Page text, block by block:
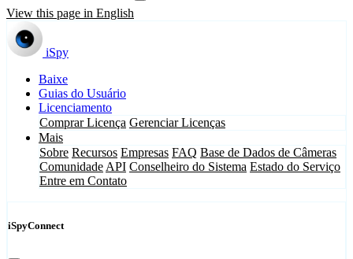
View this page in English
iSpy
Baixe
Guias do Usuário
Licenciamento
Comprar Licença Gerenciar Licenças
Mais
Sobre Recursos Empresas FAQ Base de Dados de Câmeras
Comunidade API Conselheiro do Sistema Estado do Serviço
Entre em Contato
iSpyConnect